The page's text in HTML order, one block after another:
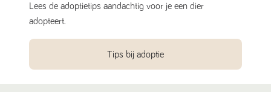
Lees de adoptietips aandachtig voor je een dier
adopteert.
Tips bij adoptie